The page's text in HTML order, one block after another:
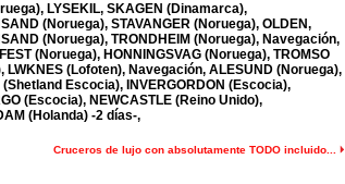
LYSEKIL, SKAGEN (Dinamarca),
(Noruega), STAVANGER (Noruega), OLDEN,
(Noruega), TRONDHEIM (Noruega), Navegación,
(Noruega), HONNINGSVAG (Noruega), TROMSO
LWKNES (Lofoten), Navegación, ALESUND (Noruega),
(Shetland Escocia), INVERGORDON (Escocia),
(Escocia), NEWCASTLE (Reino Unido),
(Holanda) -2 días-,
Cruceros de lujo con absolutamente TODO incluido...